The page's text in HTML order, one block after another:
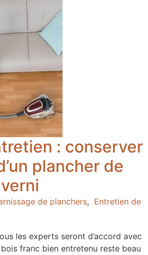
: conserver
plancher de
de planchers, Entretien de
les experts seront d’accord avec
franc bien entretenu reste beau